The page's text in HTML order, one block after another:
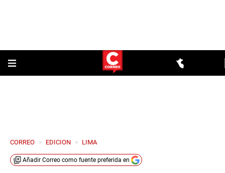
CORREO > EDICION > LIMA
Añadir Correo como fuente preferida en